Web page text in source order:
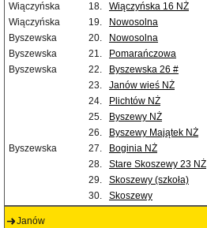
Wiączyńska
18. Wiączyńska 16 NŻ
Wiączyńska
19. Nowosolna
Byszewska
20. Nowosolna
Byszewska
21.
Pomarańczowa
Byszewska
22.
Byszewska 26 #
23.
Janów wieś NŻ
24.
Plichtów NŻ
25.
Byszewy NŻ
26.
Byszewy Majątek NŻ
Byszewska
27. Boginia NŻ
28.
Stare Skoszewy 23 NŻ
29.
Skoszewy (szkoła)
30.
Skoszewy
Janów